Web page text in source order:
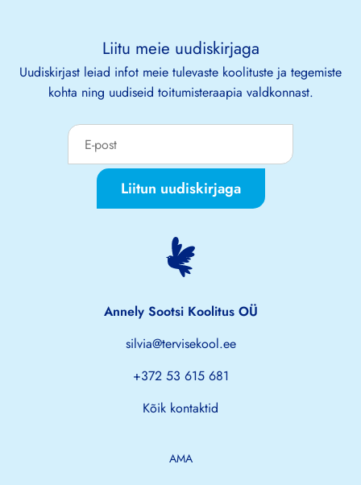
Liitu meie uudiskirjaga
Uudiskirjast leiad infot meie tulevaste koolituste ja tegemiste
kohta ning uudiseid toitumisteraapia valdkonnast.
Liitun uudiskirjaga
Annely Sootsi Koolitus OÜ
silvia@tervisekool.ee
+372 53 615 681
Kõik kontaktid
AMA